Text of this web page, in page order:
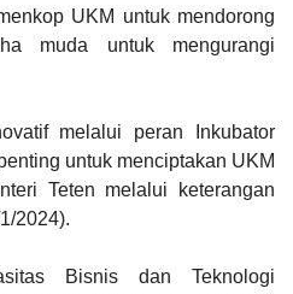
UKM untuk mendorong
muda untuk mengurangi
melalui peran Inkubator
untuk menciptakan UKM
Teten melalui keterangan
2024).
Bisnis dan Teknologi